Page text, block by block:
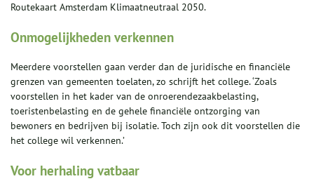
Routekaart Amsterdam Klimaatneutraal 2050.
Onmogelijkheden verkennen
Meerdere voorstellen gaan verder dan de juridische en financiële
grenzen van gemeenten toelaten, zo schrijft het college. ‘Zoals
voorstellen in het kader van de onroerendezaakbelasting,
toeristenbelasting en de gehele financiële ontzorging van
bewoners en bedrijven bij isolatie. Toch zijn ook dit voorstellen die
het college wil verkennen.’
Voor herhaling vatbaar